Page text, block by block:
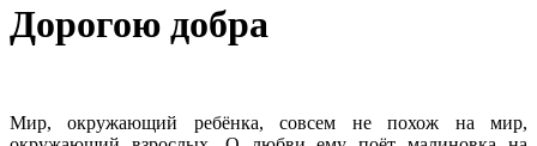
Дорогою добра
Мир, окружающий ребёнка, совсем не похож на мир,